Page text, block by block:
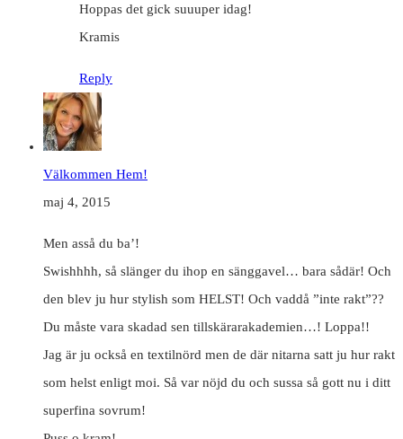
Hoppas det gick suuuper idag!
Kramis
Reply
Välkommen Hem!
maj 4, 2015
Men asså du ba’!
Swishhhh, så slänger du ihop en sänggavel… bara sådär! Och
den blev ju hur stylish som HELST! Och vaddå ”inte rakt”??
Du måste vara skadad sen tillskärarakademien…! Loppa!!
Jag är ju också en textilnörd men de där nitarna satt ju hur rakt
som helst enligt moi. Så var nöjd du och sussa så gott nu i ditt
superfina sovrum!